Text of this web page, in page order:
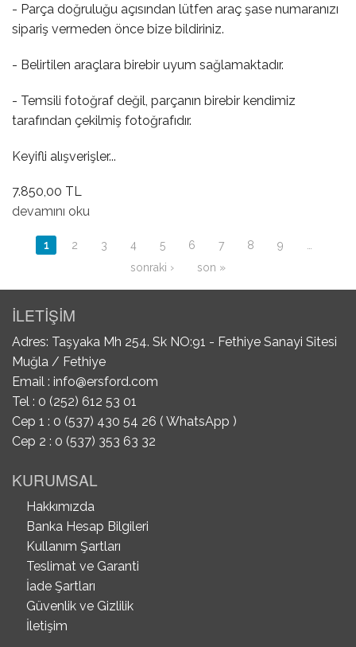
- Parça doğruluğu açısından lütfen araç şase numaranızı
sipariş vermeden önce bize bildiriniz.
- Belirtilen araçlara birebir uyum sağlamaktadır.
- Temsili fotoğraf değil, parçanın birebir kendimiz
tarafından çekilmiş fotoğrafıdır.
Keyifli alışverişler...
7.850,00 TL
Termostat Komple hakkında
devamını oku
Sayfalar
1 2 3 4 5 6 7 8 9
sonraki ›
son »
İLETİŞİM
Adres: Taşyaka Mh 254. Sk NO:91 - Fethiye Sanayi Sitesi
Muğla / Fethiye
Email : info@ersford.com
Tel : 0 (252) 612 53 01
Cep 1 : 0 (537) 430 54 26 ( WhatsApp )
Cep 2 : 0 (537) 353 63 32
KURUMSAL
Hakkımızda
Banka Hesap Bilgileri
Kullanım Şartları
Teslimat ve Garanti
İade Şartları
Güvenlik ve Gizlilik
İletişim